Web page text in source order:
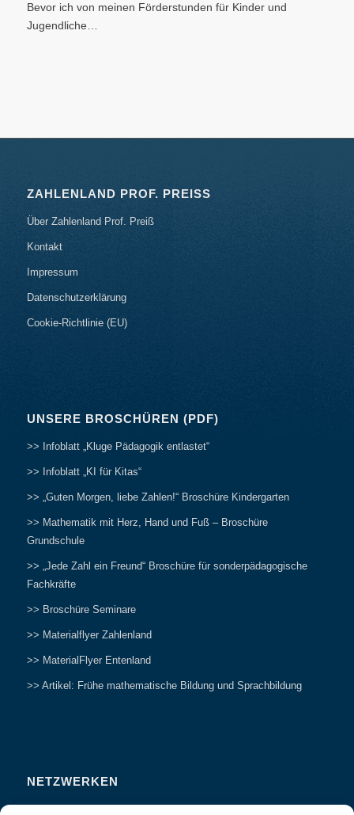
Bevor ich von meinen Förderstunden für Kinder und
Jugendliche…
ZAHLENLAND PROF. PREISS
Über Zahlenland Prof. Preiß
Kontakt
Impressum
Datenschutzerklärung
Cookie-Richtlinie (EU)
UNSERE BROSCHÜREN (PDF)
>> Infoblatt „Kluge Pädagogik entlastet“
>> Infoblatt „KI für Kitas“
>> „Guten Morgen, liebe Zahlen!“ Broschüre Kindergarten
>> Mathematik mit Herz, Hand und Fuß – Broschüre
Grundschule
>> „Jede Zahl ein Freund“ Broschüre für sonderpädagogische
Fachkräfte
>> Broschüre Seminare
>> Materialflyer Zahlenland
>> MaterialFlyer Entenland
>> Artikel: Frühe mathematische Bildung und Sprachbildung
NETZWERKEN